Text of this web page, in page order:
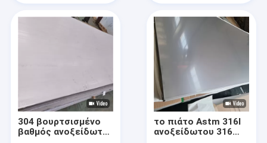
304 βουρτσισμένο
βαθμός ανοξείδωτο
το πιάτο Astm 316l
ανοξείδωτου 316